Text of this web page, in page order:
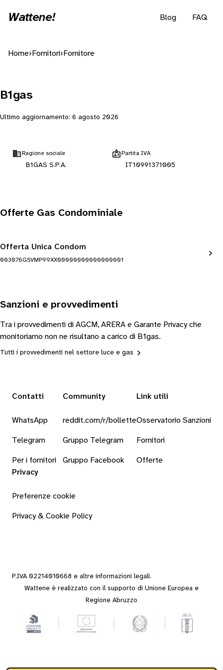
Wattene! Blog FAQ
Home› Fornitori› Fornitore
B1gas
Ultimo aggiornamento: 6 agosto 2026
Ragione sociale
B1GAS S.P.A.
Partita IVA
IT10991371005
Offerte Gas Condominiale
Offerta Unica Condom
003076GSVMP99XX00000000000000001
Sanzioni e provvedimenti
Tra i provvedimenti di AGCM, ARERA e Garante Privacy che
monitoriamo non ne risultano a carico di B1gas.
Tutti i provvedimenti nel settore luce e gas
Contatti
WhatsApp
Telegram
Per i fornitori
Community
reddit.com/r/bollette
Gruppo Telegram
Gruppo Facebook
Link utili
Osservatorio Sanzioni
Fornitori
Offerte
Privacy
Preferenze cookie
Privacy & Cookie Policy
P.IVA 02214010668 e altre informazioni legali.
Wattene è realizzato con il supporto di Unione Europea e
Regione Abruzzo